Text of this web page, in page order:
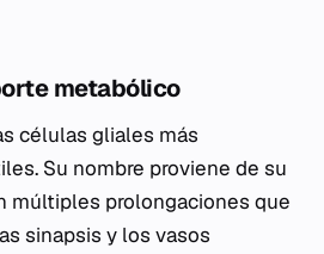
metabólico
células gliales más
Su nombre proviene de su
múltiples prolongaciones que
sinapsis y los vasos